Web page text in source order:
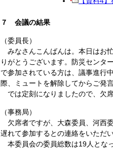
７ 会議の結果
（委員長）
みなさんこんばんは。本日はお
りがとうございます。防災センタ
で参加されている方は、議事進行
際、ミュートを解除してからご発
では定刻になりましたので、欠
（事務局）
欠席者ですが、大森委員、河西
遅れて参加するとの連絡をいただ
本委員会の委員総数は19人とな